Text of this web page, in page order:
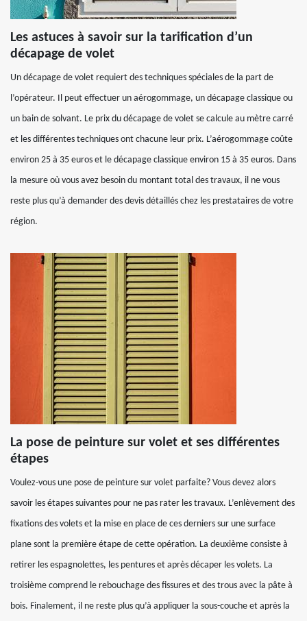
Les astuces à savoir sur la tarification d’un
décapage de volet
Un décapage de volet requiert des techniques spéciales de la part de
l’opérateur. Il peut effectuer un aérogommage, un décapage classique ou
un bain de solvant. Le prix du décapage de volet se calcule au mètre carré
et les différentes techniques ont chacune leur prix. L’aérogommage coûte
environ 25 à 35 euros et le décapage classique environ 15 à 35 euros. Dans
la mesure où vous avez besoin du montant total des travaux, il ne vous
reste plus qu’à demander des devis détaillés chez les prestataires de votre
région.
La pose de peinture sur volet et ses différentes
étapes
Voulez-vous une pose de peinture sur volet parfaite? Vous devez alors
savoir les étapes suivantes pour ne pas rater les travaux. L’enlèvement des
fixations des volets et la mise en place de ces derniers sur une surface
plane sont la première étape de cette opération. La deuxième consiste à
retirer les espagnolettes, les pentures et après décaper les volets. La
troisième comprend le rebouchage des fissures et des trous avec la pâte à
bois. Finalement, il ne reste plus qu’à appliquer la sous-couche et après la